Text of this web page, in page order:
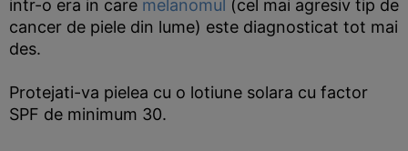
intr-o era in care melanomul (cel mai agresiv tip de
cancer de piele din lume) este diagnosticat tot mai
des.
Protejati-va pielea cu o lotiune solara cu factor
SPF de minimum 30.